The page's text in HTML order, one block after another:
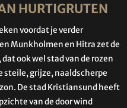
HURTIGRUTEN
voordat je verder
Munkholmen en Hitra zet de
ook wel stad van de rozen
steile, grijze, naaldscherpe
De stad Kristiansund heeft
van de door wind